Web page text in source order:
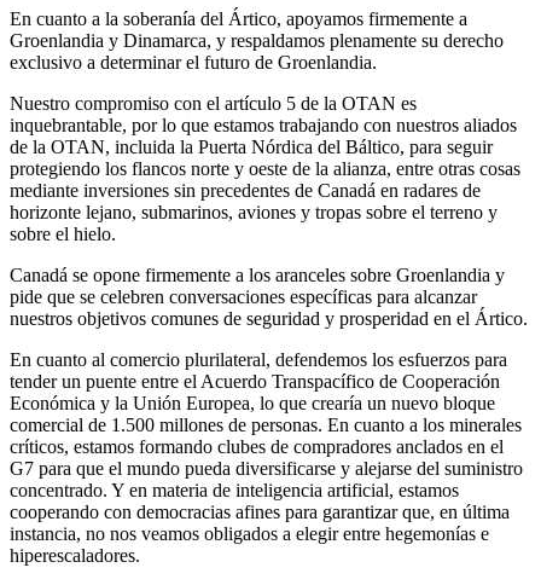
En cuanto a la soberanía del Ártico, apoyamos firmemente a
Groenlandia y Dinamarca, y respaldamos plenamente su derecho
exclusivo a determinar el futuro de Groenlandia.
Nuestro compromiso con el artículo 5 de la OTAN es
inquebrantable, por lo que estamos trabajando con nuestros aliados
de la OTAN, incluida la Puerta Nórdica del Báltico, para seguir
protegiendo los flancos norte y oeste de la alianza, entre otras cosas
mediante inversiones sin precedentes de Canadá en radares de
horizonte lejano, submarinos, aviones y tropas sobre el terreno y
sobre el hielo.
Canadá se opone firmemente a los aranceles sobre Groenlandia y
pide que se celebren conversaciones específicas para alcanzar
nuestros objetivos comunes de seguridad y prosperidad en el Ártico.
En cuanto al comercio plurilateral, defendemos los esfuerzos para
tender un puente entre el Acuerdo Transpacífico de Cooperación
Económica y la Unión Europea, lo que crearía un nuevo bloque
comercial de 1.500 millones de personas. En cuanto a los minerales
críticos, estamos formando clubes de compradores anclados en el
G7 para que el mundo pueda diversificarse y alejarse del suministro
concentrado. Y en materia de inteligencia artificial, estamos
cooperando con democracias afines para garantizar que, en última
instancia, no nos veamos obligados a elegir entre hegemonías e
hiperescaladores.